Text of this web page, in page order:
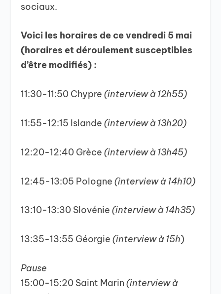
sociaux.
Voici les horaires de ce vendredi 5 mai
(horaires et déroulement susceptibles
d’être modifiés) :
11:30-11:50 Chypre(interview à 12h55)
11:55-12:15 Islande(interview à 13h20)
12:20-12:40 Grèce(interview à 13h45)
12:45-13:05 Pologne(interview à 14h10)
13:10-13:30 Slovénie(interview à 14h35)
13:35-13:55 Géorgie(interview à 15h)
Pause
15:00-15:20 Saint Marin(interview à